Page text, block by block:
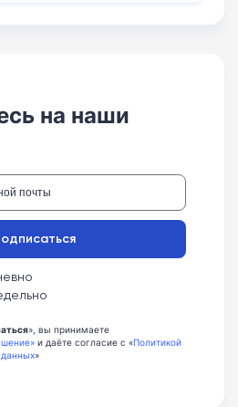
на наши
», вы принимаете
и даёте согласие с «Политикой
»